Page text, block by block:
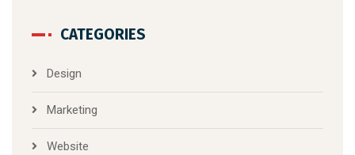
CATEGORIES
Design
Marketing
Website